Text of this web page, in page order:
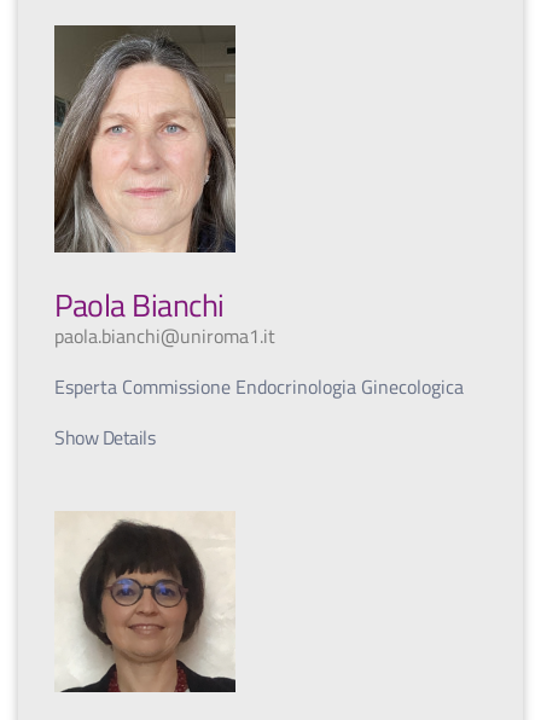
Paola Bianchi
paola.bianchi@uniroma1.it
Esperta Commissione Endocrinologia Ginecologica
Show Details